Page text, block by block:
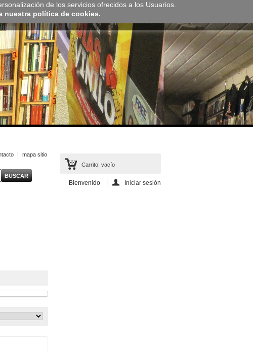
de los servicios ofrecidos a los Usuarios.
nuestra política de cookies.
Carrito: vacío
Bienvenido Iniciar sesión
mapa sitio